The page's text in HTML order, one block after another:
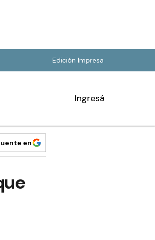
Edición Impresa
Ingresá
en